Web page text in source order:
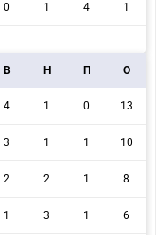
0 1 4 1
В Н П О
4 1 0 13
3 1 1 10
2 2 1 8
1 3 1 6